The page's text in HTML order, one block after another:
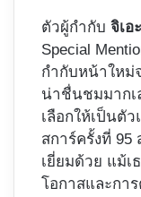
ตัวผู้กำกับ จิเอ
Special
กำกับหน้าใหม่
น่าชื่นชมมากเ
เลือกให้เป็นตั
สการ์ครั้งที่ 95
เยี่ยมด้วย แม้เ
โอกาสและกา